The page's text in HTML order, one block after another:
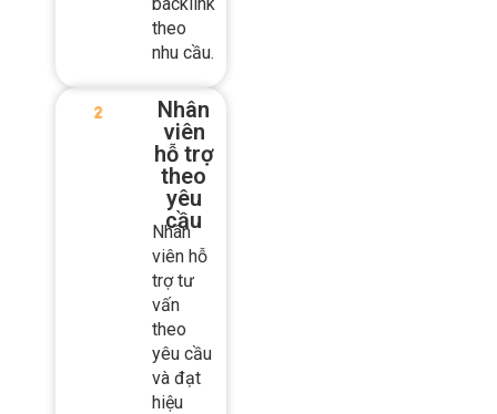
Nhân
viên
hỗ trợ
theo
yêu
cầu
Nhân
viên hỗ
trợ tư
vấn
theo
yêu cầu
và đạt
hiệu
quả
cao.